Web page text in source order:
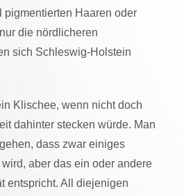
pigmentierten Haaren oder
die nördlicheren
sich Schleswig-Holstein
Klischee, wenn nicht doch
dahinter stecken würde. Man
dass zwar einiges
aber das ein oder andere
entspricht. All diejenigen